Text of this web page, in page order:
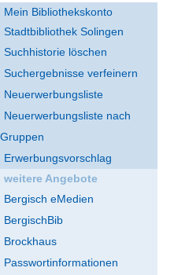
Mein Bibliothekskonto
Stadtbibliothek Solingen
Suchhistorie löschen
Suchergebnisse verfeinern
Neuerwerbungsliste
Neuerwerbungsliste nach
Gruppen
Erwerbungsvorschlag
weitere Angebote
Bergisch eMedien
BergischBib
Brockhaus
Passwortinformationen